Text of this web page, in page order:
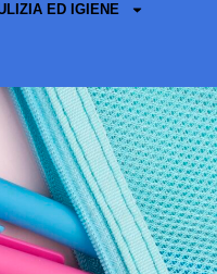
ED IGIENE